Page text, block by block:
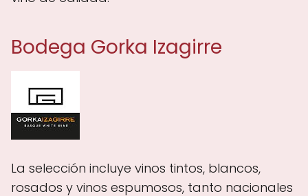
Bodega Gorka Izagirre
La selección incluye vinos tintos, blancos,
rosados y vinos espumosos, tanto nacionales